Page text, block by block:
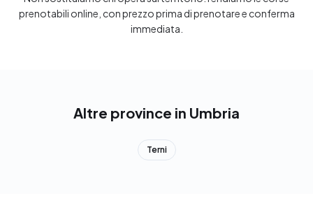
prenotabili online, con prezzo prima di prenotare e conferma
immediata.
Altre province in Umbria
Terni